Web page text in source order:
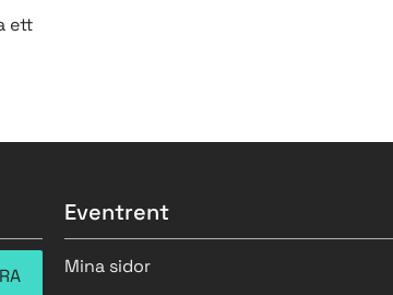
ett
Eventrent
Mina sidor